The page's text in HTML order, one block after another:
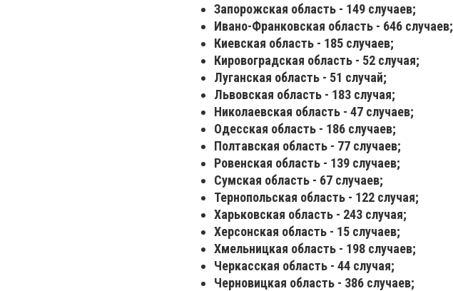
Запорожская область - 149 случаев;
Ивано-Франковская область - 646 случаев;
Киевская область - 185 случаев;
Кировоградская область - 52 случая;
Луганская область - 51 случай;
Львовская область - 183 случая;
Николаевская область - 47 случаев;
Одесская область - 186 случаев;
Полтавская область - 77 случаев;
Ровенская область - 139 случаев;
Сумская область - 67 случаев;
Тернопольская область - 122 случая;
Харьковская область - 243 случая;
Херсонская область - 15 случаев;
Хмельницкая область - 198 случаев;
Черкасская область - 44 случая;
Черновицкая область - 386 случаев;